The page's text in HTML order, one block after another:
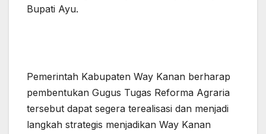
Bupati Ayu.
Pemerintah Kabupaten Way Kanan berharap
pembentukan Gugus Tugas Reforma Agraria
tersebut dapat segera terealisasi dan menjadi
langkah strategis menjadikan Way Kanan